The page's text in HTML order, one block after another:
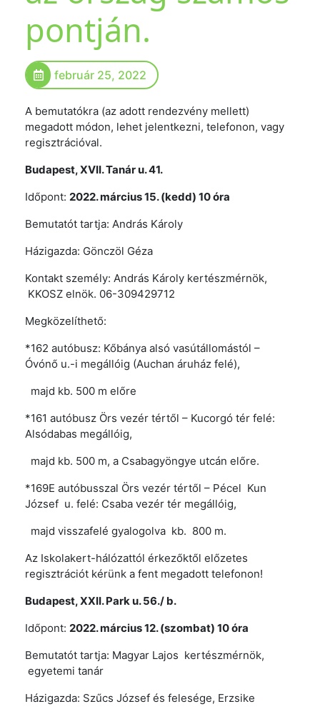
pontján.
február 25, 2022
A bemutatókra (az adott rendezvény mellett)
megadott módon, lehet jelentkezni, telefonon, vagy
regisztrációval.
Budapest, XVII. Tanár u. 41.
Időpont: 2022. március 15. (kedd) 10 óra
Bemutatót tartja: András Károly
Házigazda: Gönczöl Géza
Kontakt személy: András Károly kertészmérnök,
KKOSZ elnök. 06-309429712
Megközelíthető:
*162 autóbusz: Kőbánya alsó vasútállomástól –
Óvónő u.-i megállóig (Auchan áruház felé),
majd kb. 500 m előre
*161 autóbusz Örs vezér tértől – Kucorgó tér felé:
Alsódabas megállóig,
majd kb. 500 m, a Csabagyöngye utcán előre.
*169E autóbusszal Örs vezér tértől – Pécel Kun
József u. felé: Csaba vezér tér megállóig,
majd visszafelé gyalogolva kb. 800 m.
Az Iskolakert-hálózattól érkezőktől előzetes
regisztrációt kérünk a fent megadott telefonon!
Budapest, XXII. Park u. 56./ b.
Időpont: 2022. március 12. (szombat) 10 óra
Bemutatót tartja: Magyar Lajos kertészmérnök,
egyetemi tanár
Házigazda: Szűcs József és felesége, Erzsike